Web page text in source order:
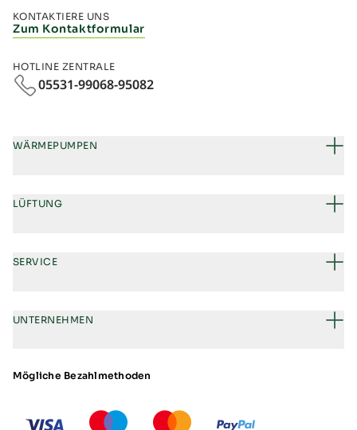
KONTAKTIERE UNS
Zum Kontaktformular
HOTLINE ZENTRALE
05531-99068-95082
WÄRMEPUMPEN
LÜFTUNG
SERVICE
UNTERNEHMEN
Mögliche Bezahlmethoden